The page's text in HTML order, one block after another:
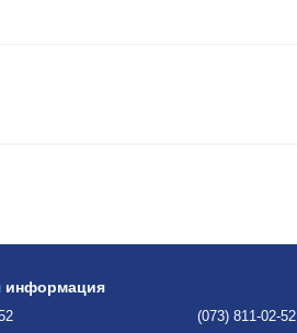
информация
(073) 811-02-52